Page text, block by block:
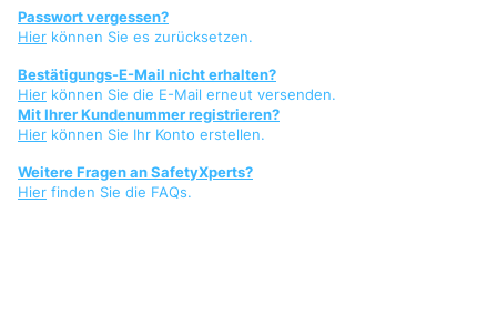
Passwort vergessen?
Hier können Sie es zurücksetzen.
Bestätigungs-E-Mail nicht erhalten?
Hier können Sie die E-Mail erneut versenden.
Mit Ihrer Kundenummer registrieren?
Hier können Sie Ihr Konto erstellen.
Weitere Fragen an SafetyXperts?
Hier finden Sie die FAQs.